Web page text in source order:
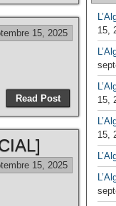
15, 2025
Read Post
15, 2025
15,
15,
15,